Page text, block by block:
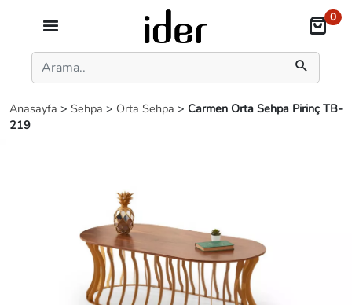
0
Anasayfa > Sehpa > Orta Sehpa > Carmen Orta Sehpa Pirinç TB-
219